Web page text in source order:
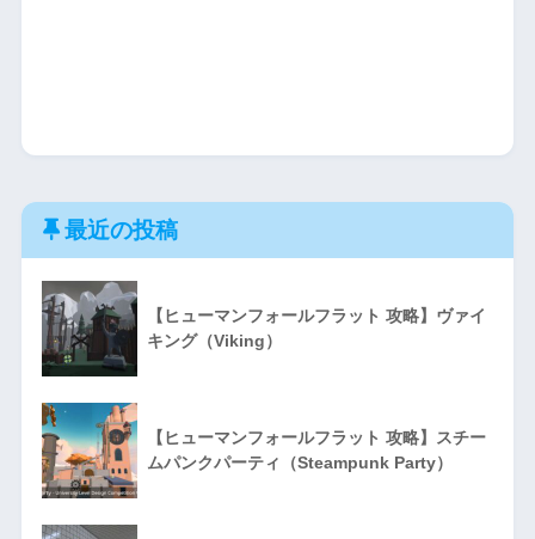
最近の投稿
【ヒューマンフォールフラット 攻略】ヴァイ
キング（Viking）
【ヒューマンフォールフラット 攻略】スチー
ムパンクパーティ（Steampunk Party）